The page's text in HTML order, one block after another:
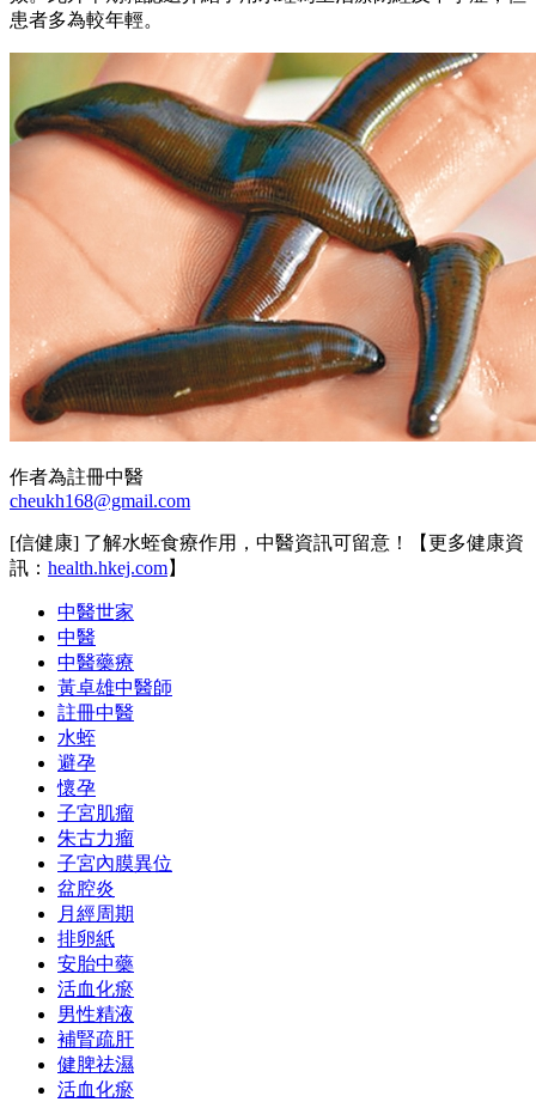
患者多為較年輕。
作者為註冊中醫
cheukh168@gmail.com
[信健康] 了解水蛭食療作用，中醫資訊可留意！【更多健康資
訊： health.hkej.com】
中醫世家
中醫
中醫藥療
黃卓雄中醫師
註冊中醫
水蛭
避孕
懷孕
子宮肌瘤
朱古力瘤
子宮內膜異位
盆腔炎
月經周期
排卵紙
安胎中藥
活血化瘀
男性精液
補腎疏肝
健脾祛濕
活血化瘀